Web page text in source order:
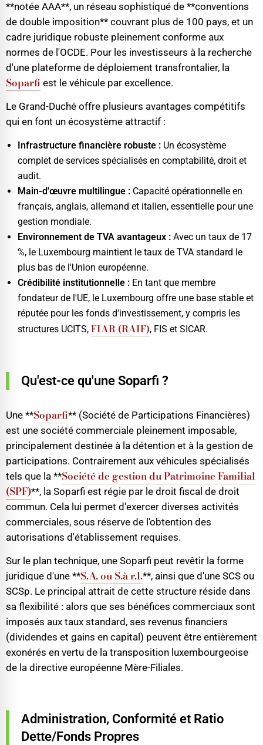
**notée AAA**, un réseau sophistiqué de **conventions
de double imposition** couvrant plus de 100 pays, et un
cadre juridique robuste pleinement conforme aux
normes de l'OCDE. Pour les investisseurs à la recherche
d'une plateforme de déploiement transfrontalier, la
Soparfi est le véhicule par excellence.
Le Grand-Duché offre plusieurs avantages compétitifs
qui en font un écosystème attractif :
Infrastructure financière robuste : Un écosystème
complet de services spécialisés en comptabilité, droit et
audit.
Main-d'œuvre multilingue : Capacité opérationnelle en
français, anglais, allemand et italien, essentielle pour une
gestion mondiale.
Environnement de TVA avantageux : Avec un taux de 17
%, le Luxembourg maintient le taux de TVA standard le
plus bas de l'Union européenne.
Crédibilité institutionnelle : En tant que membre
fondateur de l'UE, le Luxembourg offre une base stable et
réputée pour les fonds d'investissement, y compris les
structures UCITS, FIAR (RAIF), FIS et SICAR.
Qu'est-ce qu'une Soparfi ?
Une **Soparfi** (Société de Participations Financières)
est une société commerciale pleinement imposable,
principalement destinée à la détention et à la gestion de
participations. Contrairement aux véhicules spécialisés
tels que la **Société de gestion du Patrimoine Familial
(SPF)**, la Soparfi est régie par le droit fiscal de droit
commun. Cela lui permet d'exercer diverses activités
commerciales, sous réserve de l'obtention des
autorisations d'établissement requises.
Sur le plan technique, une Soparfi peut revêtir la forme
juridique d'une **S.A. ou S.à r.l.**, ainsi que d'une SCS ou
SCSp. Le principal attrait de cette structure réside dans
sa flexibilité : alors que ses bénéfices commerciaux sont
imposés aux taux standard, ses revenus financiers
(dividendes et gains en capital) peuvent être entièrement
exonérés en vertu de la transposition luxembourgeoise
de la directive européenne Mère-Filiales.
Administration, Conformité et Ratio
Dette/Fonds Propres